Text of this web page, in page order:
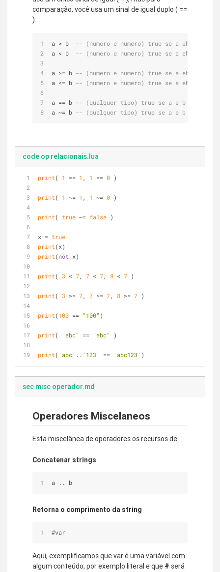
comparação, você usa um sinal de igual duplo ( ==
).
a > b -- (numero e numero) true se a eh maior
a < b -- (numero e numero) true se a eh menor
a >= b -- (numero e numero) true se a eh maior
a <= b -- (numero e numero) true se a eh menor
a == b -- (qualquer tipo) true se a e b sao os
a ~= b -- (qualquer tipo) true se a e b não são
code op relacionais.lua
print( 1 == 1 , 1 == 0 )
print( 1 ~= 1 , 1 ~= 0 )
print( true ~= false )
x = true
print(x)
print(not x)
print( 3 < 7, 7 < 7, 8 < 7 )
print( 3 >= 7, 7 >= 7, 8 >= 7 )
print(100 == "100" )
print( "abc" == "abc" )
print( 'abc' .. '123' == 'abc123' )
sec misc operador.md
Operadores Miscelaneos
Esta miscelânea de operadores os recursos de:
Concatenar strings
a .. b
Retorna o comprimento da string
#var
Aqui, exemplificamos que var é uma variável com
algum conteúdo, por exemplo literal e que # será